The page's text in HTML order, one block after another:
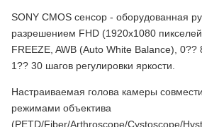
SONY CMOS сенсор - оборудованная
разрешением FHD (1920x1080
FREEZE, AWB (Auto White Balance),
1?? 30 шагов регулировки яркости.
Настраиваемая голова камеры
режимами объектива
(PETD/Fiber/Arthroscope/Cystoscope/